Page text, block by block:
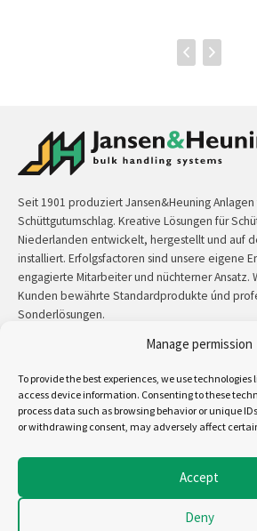
Manage permission
To provide the best experiences, we use
access device information. Consenting to these
process data such as browsing behavior or unique
or withdrawing consent, may adversely affect
Accept
Deny
Seit 1901 produziert Jansen&Heuning Anlagen
Schüttgutumschlag. Kreative Lösungen für
Niederlanden entwickelt, hergestellt und auf
installiert. Erfolgsfactoren sind unsere eigene
engagierte Mitarbeiter und nüchterner Ansatz.
Kunden bewährte Standardprodukte únd
Sonderlösungen.
+31 (0)50 3126 448/sales@jh.nl
mehr lesen
Copyright -